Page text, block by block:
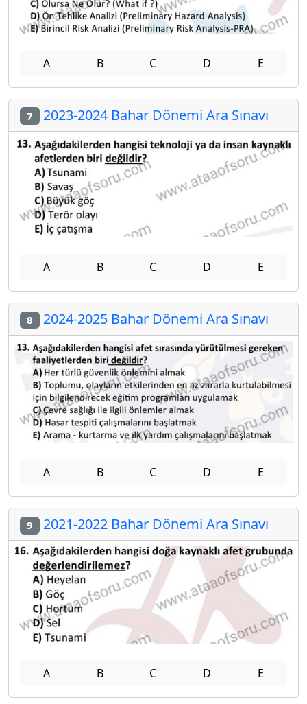
A B C D E
7 2023-2024 Bahar Dönemi Ara Sınavı
A B C D E
8 2024-2025 Bahar Dönemi Ara Sınavı
A B C D E
9 2021-2022 Bahar Dönemi Ara Sınavı
A B C D E